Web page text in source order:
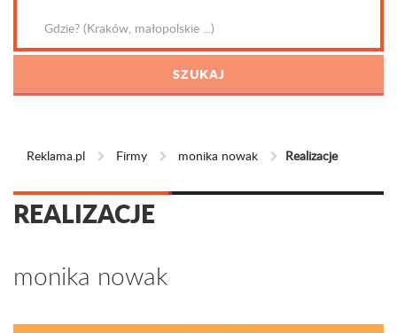
Reklama.pl Firmy monika nowak Realizacje
REALIZACJE
monika nowak